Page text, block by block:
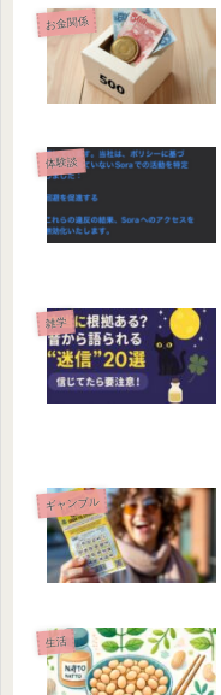
お金関係
体験談
雑学
ギャンブル
生活